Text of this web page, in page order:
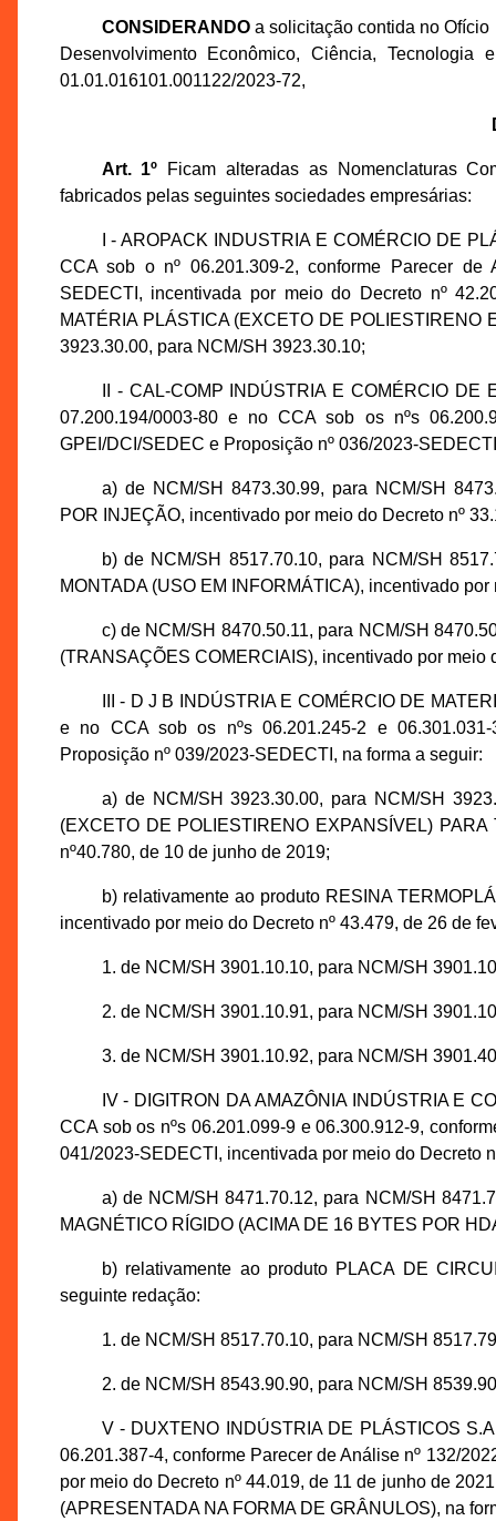
CONSIDERANDOa solicitação contida no Ofício
Desenvolvimento Econômico, Ciência,
01.01.016101.001122/2023-72,
Art. 1º Ficam alteradas as Nomenclaturas
fabricados pelas seguintes sociedades empresárias:
I - AROPACK INDUSTRIA E COMÉRCIO DE
CCA sob o nº 06.201.309-2, conforme Parecer de
SEDECTI, incentivada por meio do Decreto nº
MATÉRIA PLÁSTICA (EXCETO DE
3923.30.00, para NCM/SH 3923.30.10;
II - CAL-COMP INDÚSTRIA E COMÉRCIO
07.200.194/0003-80 e no CCA sob os nºs
GPEI/DCI/SEDEC e Proposição nº 036/2023-
a) de NCM/SH 8473.30.99, para NCM/SH
POR INJEÇÃO, incentivado por meio do Decreto nº
b) de NCM/SH 8517.70.10, para NCM/SH
MONTADA (USO EM INFORMÁTICA), incentivado
c) de NCM/SH 8470.50.11, para NCM/SH
(TRANSAÇÕES COMERCIAIS), incentivado por meio
III - D J B INDÚSTRIA E COMÉRCIO DE
e no CCA sob os nºs 06.201.245-2 e
Proposição nº 039/2023-SEDECTI, na forma a seguir:
a) de NCM/SH 3923.30.00, para NCM/SH
(EXCETO DE POLIESTIRENO EXPANSÍVEL)
nº40.780, de 10 de junho de 2019;
b) relativamente ao produto RESINA
incentivado por meio do Decreto nº 43.479, de 26 de
1. de NCM/SH 3901.10.10, para NCM/SH
2. de NCM/SH 3901.10.91, para NCM/SH
3. de NCM/SH 3901.10.92, para NCM/SH
IV - DIGITRON DA AMAZÔNIA INDÚSTRIA E
CCA sob os nºs 06.201.099-9 e 06.300.912-9,
041/2023-SEDECTI, incentivada por meio do Decreto
a) de NCM/SH 8471.70.12, para NCM/SH
MAGNÉTICO RÍGIDO (ACIMA DE 16 BYTES POR
b) relativamente ao produto PLACA DE
seguinte redação:
1. de NCM/SH 8517.70.10, para NCM/SH
2. de NCM/SH 8543.90.90, para NCM/SH
V - DUXTENO INDÚSTRIA DE PLÁSTICOS
06.201.387-4, conforme Parecer de Análise nº 132/
por meio do Decreto nº 44.019, de 11 de junho de
(APRESENTADA NA FORMA DE GRÂNULOS), na